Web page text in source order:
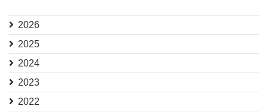
2026
2025
2024
2023
2022